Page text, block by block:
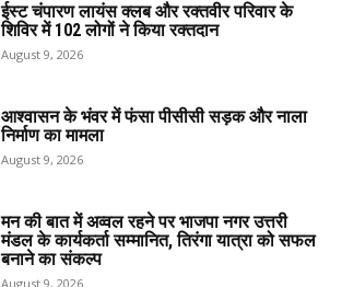
ईस्ट चंपारण लायंस क्लब और रक्तवीर परिवार के
शिविर में 102 लोगों ने किया रक्तदान
August 9, 2026
आश्वासन के भंवर में फंसा पीसीसी सड़क और नाला
निर्माण का मामला
August 9, 2026
मन की बात में अव्वल रहने पर भाजपा नगर उत्तरी
मंडल के कार्यकर्ता सम्मानित, तिरंगा यात्रा को सफल
बनाने का संकल्प
August 9, 2026